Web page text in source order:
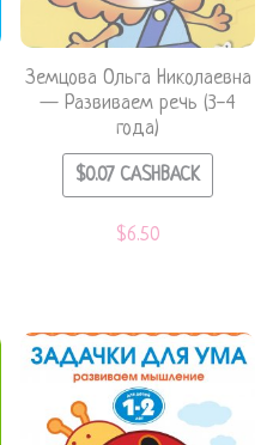
Земцова Ольга Николаевна
— Развиваем речь (3-4
года)
$0.07CASHBACK
$6.50